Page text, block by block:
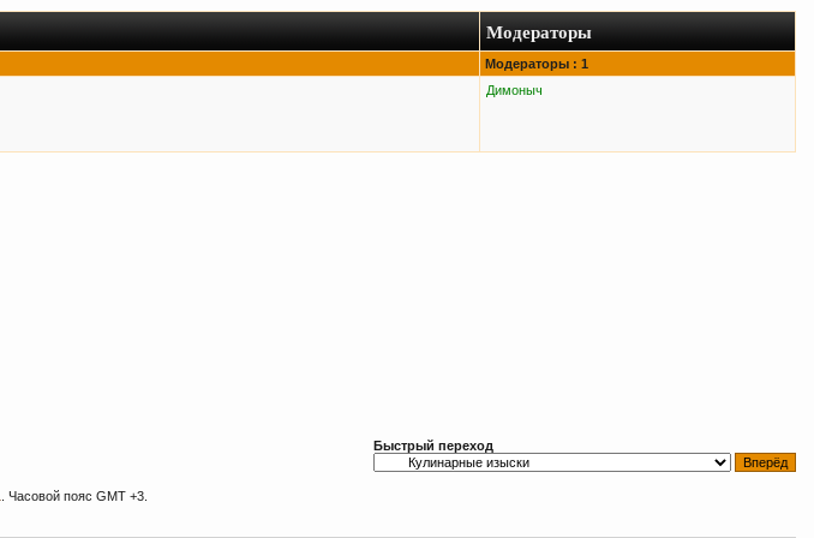
Модераторы
Модераторы : 1
Димоныч
Быстрый переход
. Часовой пояс GMT +3.